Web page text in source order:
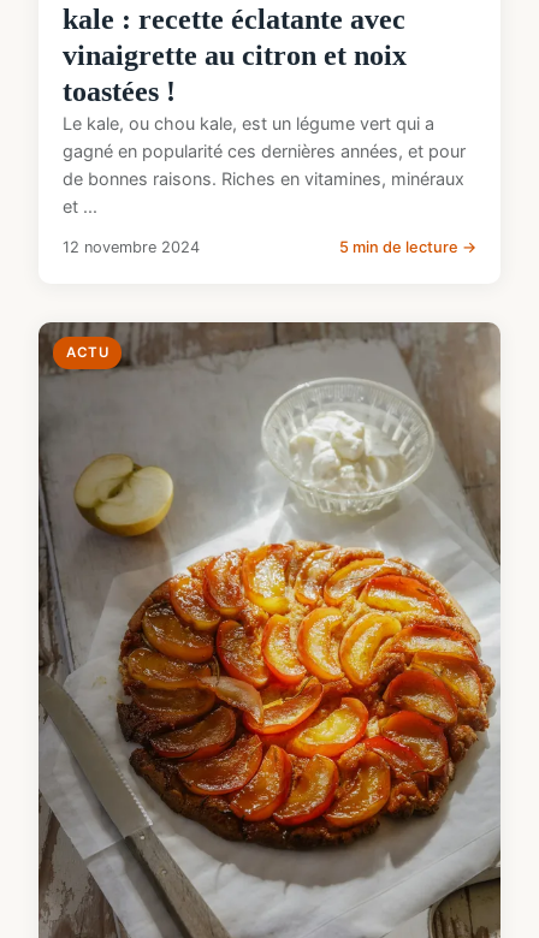
kale : recette éclatante avec
vinaigrette au citron et noix
toastées !
Le kale, ou chou kale, est un légume vert qui a
gagné en popularité ces dernières années, et pour
de bonnes raisons. Riches en vitamines, minéraux
et ...
12 novembre 2024 5 min de lecture →
ACTU